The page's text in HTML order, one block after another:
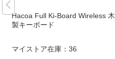
Hacoa Full Ki-Board Wireless 木
製キーボード
マイストア在庫： 36